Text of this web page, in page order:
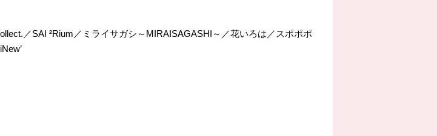
／SAI ²Rium／ミライサガシ～MIRAISAGASHI～／花いろは／スポポポ